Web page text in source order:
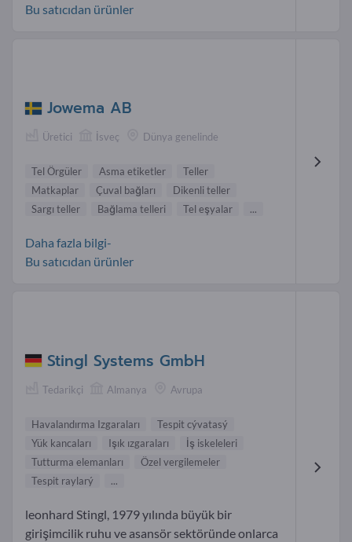
Bu satıcıdan ürünler
Jowema AB
Üretici İsveç Dünya genelinde
Tel Örgüler Asma etiketler
Teller
Matkaplar
Çuval bağları
Dikenli teller
Sargı teller
Bağlama telleri Tel eşyalar ...
Daha fazla bilgi-
Bu satıcıdan ürünler
Stingl Systems GmbH
Tedarikçi Almanya Avrupa
Havalandırma Izgaraları
Tespit cývatasý
Yük kancaları
Işık ızgaraları
İş iskeleleri
Tutturma elemanları
Özel vergilemeler
Tespit raylarý
...
leonhard Stingl, 1979 yılında büyük bir
girişimcilik ruhu ve asansör sektöründe onlarca